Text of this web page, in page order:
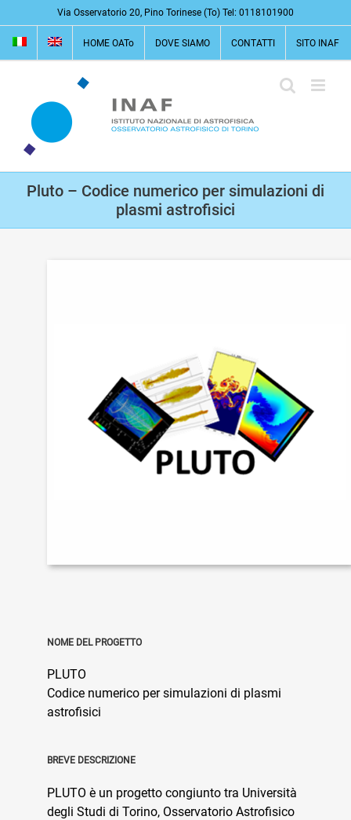
al
contenuto
Via Osservatorio 20, Pino Torinese (To) Tel: 0118101900
HOME OATo DOVE SIAMO CONTATTI SITO INAF
Pluto – Codice numerico per simulazioni di
plasmi astrofisici
NOME DEL PROGETTO
PLUTO
Codice numerico per simulazioni di plasmi
astrofisici
BREVE DESCRIZIONE
PLUTO è un progetto congiunto tra Università
degli Studi di Torino, Osservatorio Astrofisico